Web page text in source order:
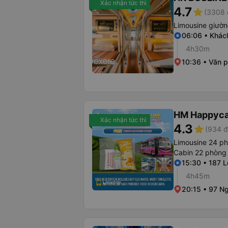
Xác nhận tức thì
4.7star (3308
Limousine
06:06 •
4h30m
10:36 • Văn
Xác nhận tức thì HM
4.3star (934
Limousine 24
Cabin 22 phòng
15:30 • 187
4h45m
20:15 • 97